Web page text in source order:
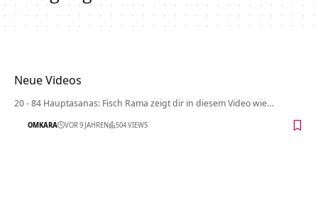
Neue Videos
20 - 84 Hauptasanas: Fisch Rama zeigt dir in diesem Video wie…
OMKARA VOR 9 JAHREN 504 VIEWS